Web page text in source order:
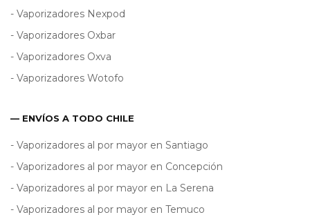
- Vaporizadores Nexpod
- Vaporizadores Oxbar
- Vaporizadores Oxva
- Vaporizadores Wotofo
— ENVÍOS A TODO CHILE
- Vaporizadores al por mayor en Santiago
- Vaporizadores al por mayor en Concepción
- Vaporizadores al por mayor en La Serena
- Vaporizadores al por mayor en Temuco